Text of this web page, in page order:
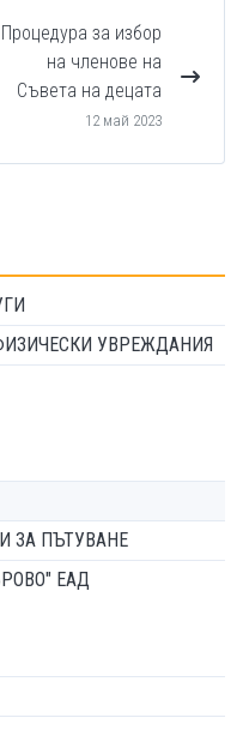
Процедура за избор
на членове на
Съвета на децата
12 май 2023
УВРЕЖДАНИЯ
ЗА ПЪТУВАНЕ
ЕАД